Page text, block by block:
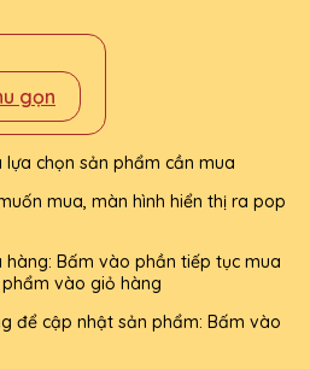
gọn
chọn sản phẩm cần mua
mua, màn hình hiển thị ra pop
Bấm vào phần tiếp tục mua
vào giỏ hàng
để cập nhật sản phẩm: Bấm vào